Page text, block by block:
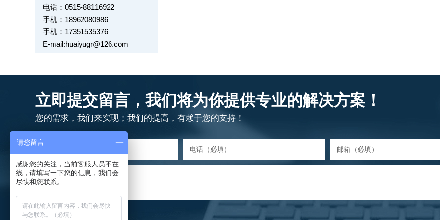
电话：0515-88116922
手机：18962080986
手机：17351535376
E-mail:huaiyugr@126.com
立即提交留言，我们将为你提供专业的解决方案！
您的需求，我们来实现；我们的提高，有赖于您的支持！
留言内容
请您留言
感谢您的关注，当前客服人员不在
线，请填写一下您的信息，我们会
尽快和您联系。